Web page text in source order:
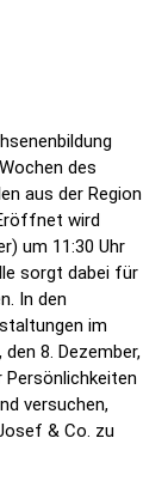
des
aus der Region
wird
um 11:30 Uhr
sorgt dabei für
In den
im
8. Dezember,
Persönlichkeiten
versuchen,
& Co. zu